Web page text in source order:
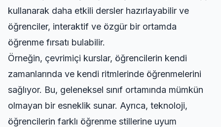
kullanarak daha etkili dersler hazırlayabilir ve
öğrenciler, interaktif ve özgür bir ortamda
öğrenme fırsatı bulabilir.
Örneğin, çevrimiçi kurslar, öğrencilerin kendi
zamanlarında ve kendi ritmlerinde öğrenmelerini
sağlıyor. Bu, geleneksel sınıf ortamında mümkün
olmayan bir esneklik sunar. Ayrıca, teknoloji,
öğrencilerin farklı öğrenme stillerine uyum